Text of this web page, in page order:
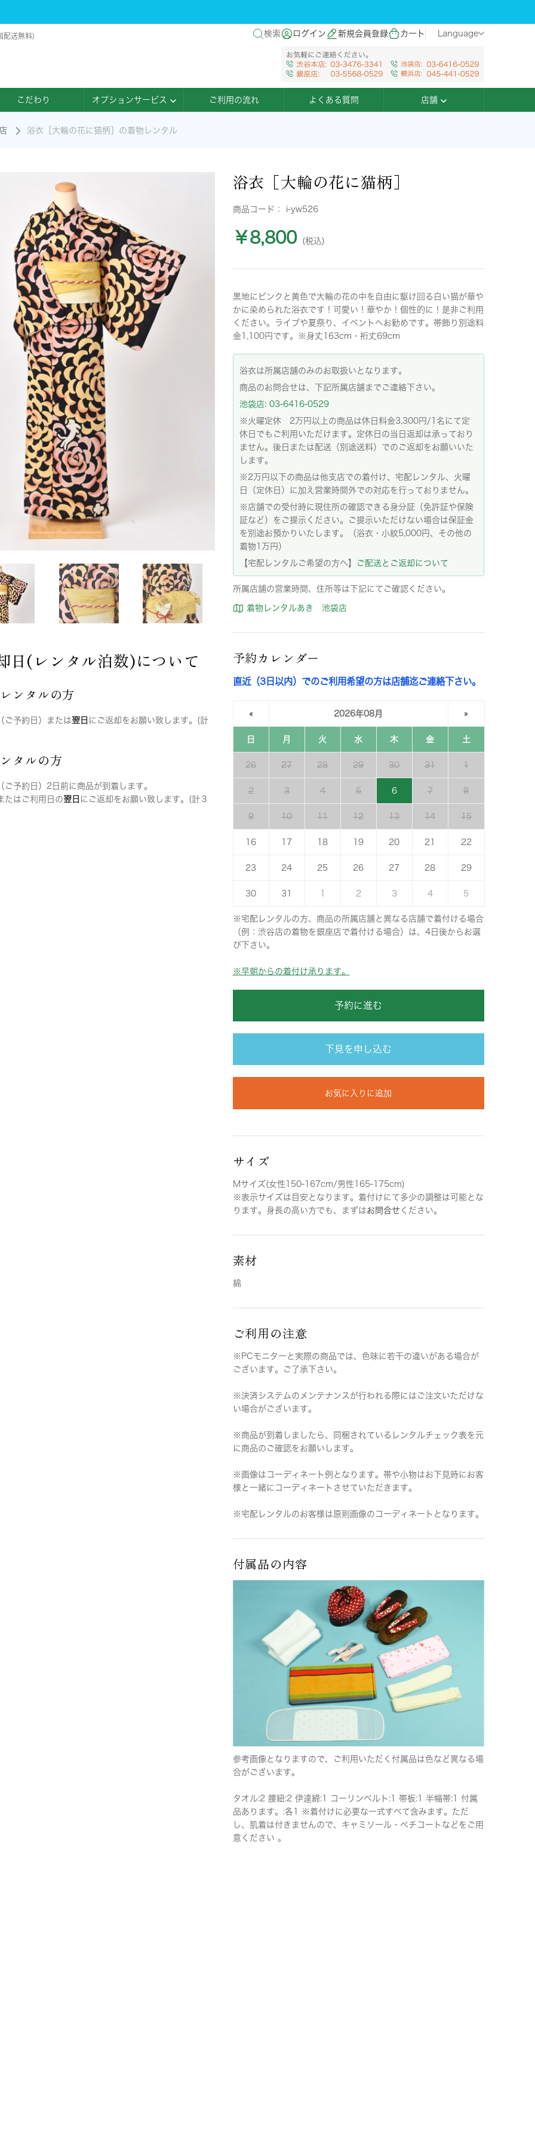
配送無料) 検索 ログイン 新規会員登録 カート Language
こだわり オプションサービス ご利用の流れ よくある質問 店舗
浴衣［大輪の花に猫柄］の着物レンタル
日(レンタル泊数)について
ンタルの方
ご予約日）または翌日 にご返却をお願い致します。(計
タルの方
ご予約日）2日前に商品が到着します。
たはご利用日の翌日 にご返却をお願い致します。(計３
浴衣［大輪の花に猫柄］
商品コード： i-yw526
￥8,800 (税込)
黒地にピンクと黄色で大輪の花の中を自由に駆け回る白い猫が華や
かに染められた浴衣です！可愛い！華やか！個性的に！是非ご利用
ください。ライブや夏祭り、イベントへお勧めです。帯飾り別途料
金1,100円です。※身丈163cm・裄丈69cm
浴衣は所属店舗のみのお取扱いとなります。
商品のお問合せは、下記所属店舗までご連絡下さい。
池袋店: 03-6416-0529
※火曜定休 2万円以上の商品は休日料金3,300円/1名にて定
休日でもご利用いただけます。定休日の当日返却は承っており
ません。後日または配送（別途送料）でのご返却をお願いいた
します。
※2万円以下の商品は他支店での着付け、宅配レンタル、火曜
日（定休日）に加え営業時間外での対応を行っておりません。
※店舗での受付時に現住所の確認できる身分証（免許証や保険
証など）をご提示ください。ご提示いただけない場合は保証金
を別途お預かりいたします。（浴衣・小紋5,000円、その他の
着物1万円）
【宅配レンタルご希望の方へ】
ご配送とご返却について
所属店舗の営業時間、住所等は下記にてご確認ください。
着物レンタルあき 池袋店
予約カレンダー
直近（3日以内）でのご利用希望の方は店舗迄ご連絡下さい。
« 2026年08月 »
日 月 火 水 木 金 土
26 27 28 29 30 31 1
2 3 4 5 6 7 8
9 10 11 12 13 14 15
16 17 18 19 20 21 22
23 24 25 26 27 28 29
30 31 2 3 4 5
※宅配レンタルの方、商品の所属店舗と異なる店舗で着付ける場合
（例：渋谷店の着物を銀座店で着付ける場合）は、4日後からお選
び下さい。
※早朝からの着付け承ります。
予約に進む
下見を申し込む
お気に入りに追加
サイズ
Mサイズ(女性150-167cm/男性165-175cm)
※表示サイズは目安となります。着付けにて多少の調整は可能とな
ります。身長の高い方でも、まずはお問合せ ください。
素材
綿
ご利用の注意
※PCモニターと実際の商品では、色味に若干の違いがある場合が
ございます。ご了承下さい。
※決済システムのメンテナンスが行われる際にはご注文いただけな
い場合がございます。
※商品が到着しましたら、同梱されているレンタルチェック表を元
に商品のご確認をお願いします。
※画像はコーディネート例となります。帯や小物はお下見時にお客
様と一緒にコーディネートさせていただきます。
※宅配レンタルのお客様は原則画像のコーディネートとなります。
付属品の内容
参考画像となりますので、ご利用いただく付属品は色など異なる場
合がございます。
タオル:2 腰紐:2 伊達締:1 コーリンベルト:1 帯板:1 半幅帯:1 付属
品あります。:各1 ※着付けに必要な一式すべて含みます。ただ
し、肌着は付きませんので、キャミソール・ペチコートなどをご用
意ください 。